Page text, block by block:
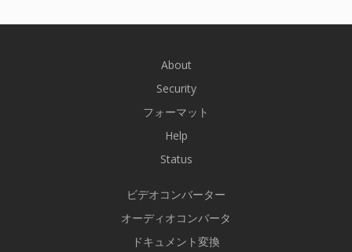
About
Security
フォーマット
Help
Status
ビデオコンバーター
オーディオコンバータ
ドキュメント変換